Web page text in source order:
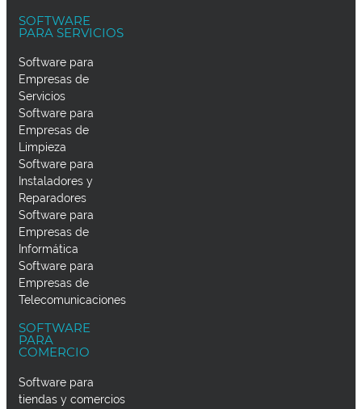
SOFTWARE
PARA SERVICIOS
Software para
Empresas de
Servicios
Software para
Empresas de
Limpieza
Software para
Instaladores y
Reparadores
Software para
Empresas de
Informática
Software para
Empresas de
Telecomunicaciones
SOFTWARE
PARA
COMERCIO
Software para
tiendas y comercios